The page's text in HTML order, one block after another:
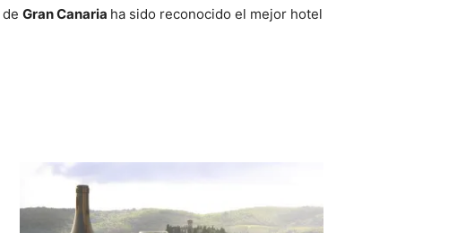
de Gran Canaria ha sido reconocido el mejor hotel